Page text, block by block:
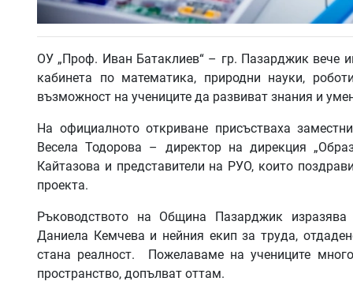
ОУ „Проф. Иван Батаклиев“ – гр. Пазарджик вече
кабинета по математика, природни науки,
възможност на учениците да развиват знания и
На официалното откриване присъстваха
Весела Тодорова – директор на дирекция
Кайтазова и представители на РУО, които
проекта.
Ръководството на Община Пазарджик
Даниела Кемчева и нейния екип за труда,
стана реалност. Пожелаваме на учениците
пространство, допълват оттам.